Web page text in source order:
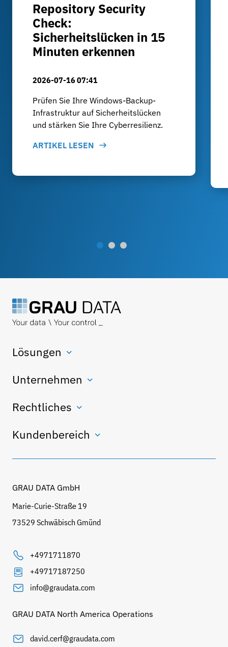
Repository Security
Check:
Sicherheitslücken in 15
Minuten erkennen
2026-07-16 07:41
Prüfen Sie Ihre Windows-Backup-
Infrastruktur auf Sicherheitslücken
und stärken Sie Ihre Cyberresilienz.
ARTIKEL LESEN
Lösungen
Unternehmen
Rechtliches
Kundenbereich
GRAU DATA GmbH
Marie-Curie-Straße 19
73529 Schwäbisch Gmünd
+4971711870
+49717187250
info@graudata.com
GRAU DATA North America Operations
david.cerf@graudata.com